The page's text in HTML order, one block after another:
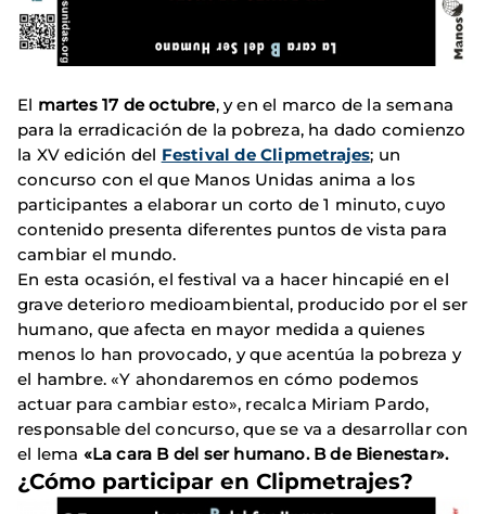
El martes 17 de octubre, y en el marco de la semana
para la erradicación de la pobreza, ha dado comienzo
la XV edición del Festival de Clipmetrajes; un
concurso con el que Manos Unidas anima a los
participantes a elaborar un corto de 1 minuto, cuyo
contenido presenta diferentes puntos de vista para
cambiar el mundo.
En esta ocasión, el festival va a hacer hincapié en el
grave deterioro medioambiental, producido por el ser
humano, que afecta en mayor medida a quienes
menos lo han provocado, y que acentúa la pobreza y
el hambre. «Y ahondaremos en cómo podemos
actuar para cambiar esto», recalca Miriam Pardo,
responsable del concurso, que se va a desarrollar con
el lema «La cara B del ser humano. B de Bienestar».
¿Cómo participar en Clipmetrajes?